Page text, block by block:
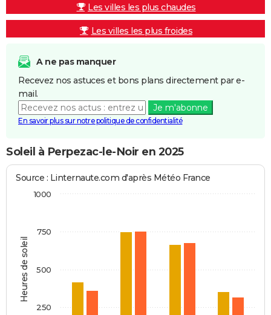
Les villes les plus chaudes
Les villes les plus froides
A ne pas manquer
Recevez nos astuces et bons plans directement par e-
mail.
Je m'abonne
En savoir plus sur notre politique de confidentialité
Soleil à Perpezac-le-Noir en 2025
Heures de soleil
Source : Linternaute.com d'après Météo France
250
500
750
1000